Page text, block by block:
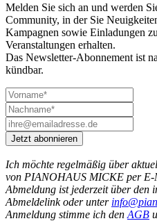
Melden Sie sich an und werden
Community, in der Sie
Kampagnen sowie Einladungen
Veranstaltungen erhalten.
Das Newsletter-Abonnement ist
kündbar.
Jetzt abonnieren
Ich möchte regelmäßig über
von PIANOHAUS MICKE per
Abmeldung ist jederzeit über den
Abmeldelink oder unter
Anmeldung stimme ich den AGB